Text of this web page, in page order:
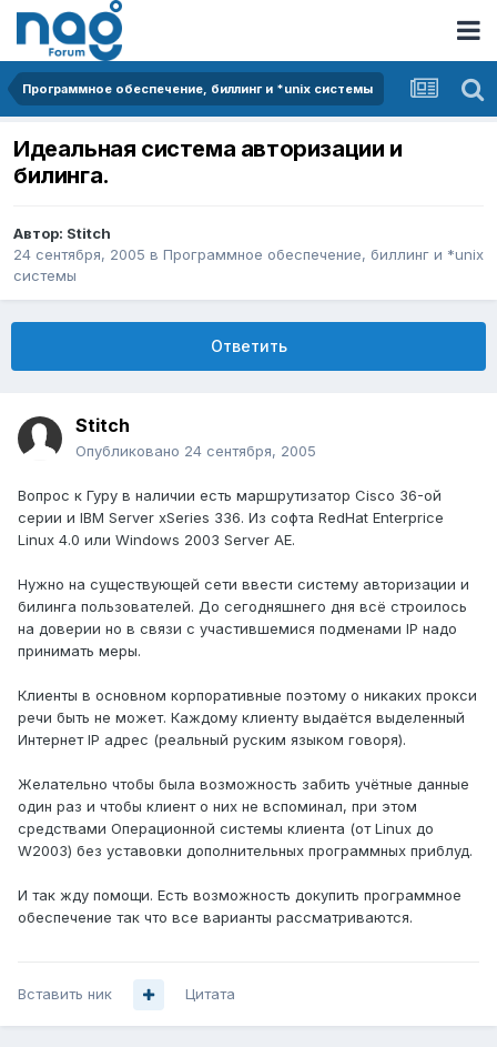
Программное обеспечение, биллинг и *unix системы
Идеальная система авторизации и
билинга.
Автор: Stitch
24 сентября, 2005 в Программное обеспечение, биллинг и *unix
системы
Ответить
Stitch
Опубликовано 24 сентября, 2005
Вопрос к Гуру в наличии есть маршрутизатор Cisco 36-ой
серии и IBM Server xSeries 336. Из софта RedHat Enterprice
Linux 4.0 или Windows 2003 Server AE.
Нужно на существующей сети ввести систему авторизации и
билинга пользователей. До сегодняшнего дня всё строилось
на доверии но в связи с участившемися подменами IP надо
принимать меры.
Клиенты в основном корпоративные поэтому о никаких прокси
речи быть не может. Каждому клиенту выдаётся выделенный
Интернет IP адрес (реальный руским языком говоря).
Желательно чтобы была возможность забить учётные данные
один раз и чтобы клиент о них не вспоминал, при этом
средcтвами Операционной системы клиента (от Linux до
W2003) без уставовки дополнительных программных приблуд.
И так жду помощи. Есть возможность докупить программное
обеспечение так что все варианты рассматриваются.
Вставить ник Цитата